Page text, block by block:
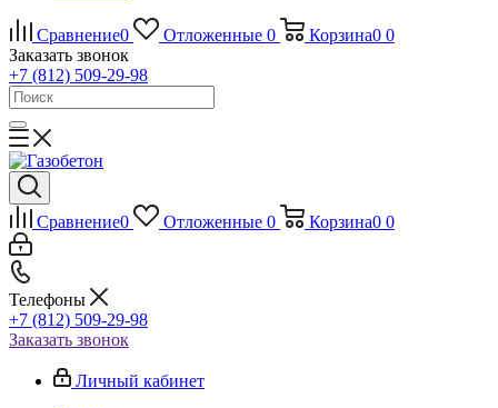
Сравнение0 Отложенные 0 Корзина0 0
Заказать звонок
+7 (812) 509-29-98
Сравнение0 Отложенные 0 Корзина0 0
Телефоны
+7 (812) 509-29-98
Заказать звонок
Личный кабинет